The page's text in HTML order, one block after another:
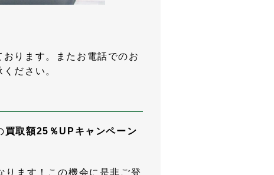
ります。またお電話でのお
ださい。
買取額25％UPキャンペーン
ります！この機会に是非ご登